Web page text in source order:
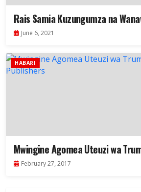
Rais Samia Kuzungumza na
June 6, 2021
HABARI
Mwingine Agomea Uteuzi wa
February 27, 2017